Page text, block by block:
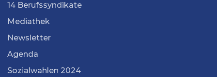
14 Berufssyndikate
Mediathek
Newsletter
Agenda
Sozialwahlen 2024